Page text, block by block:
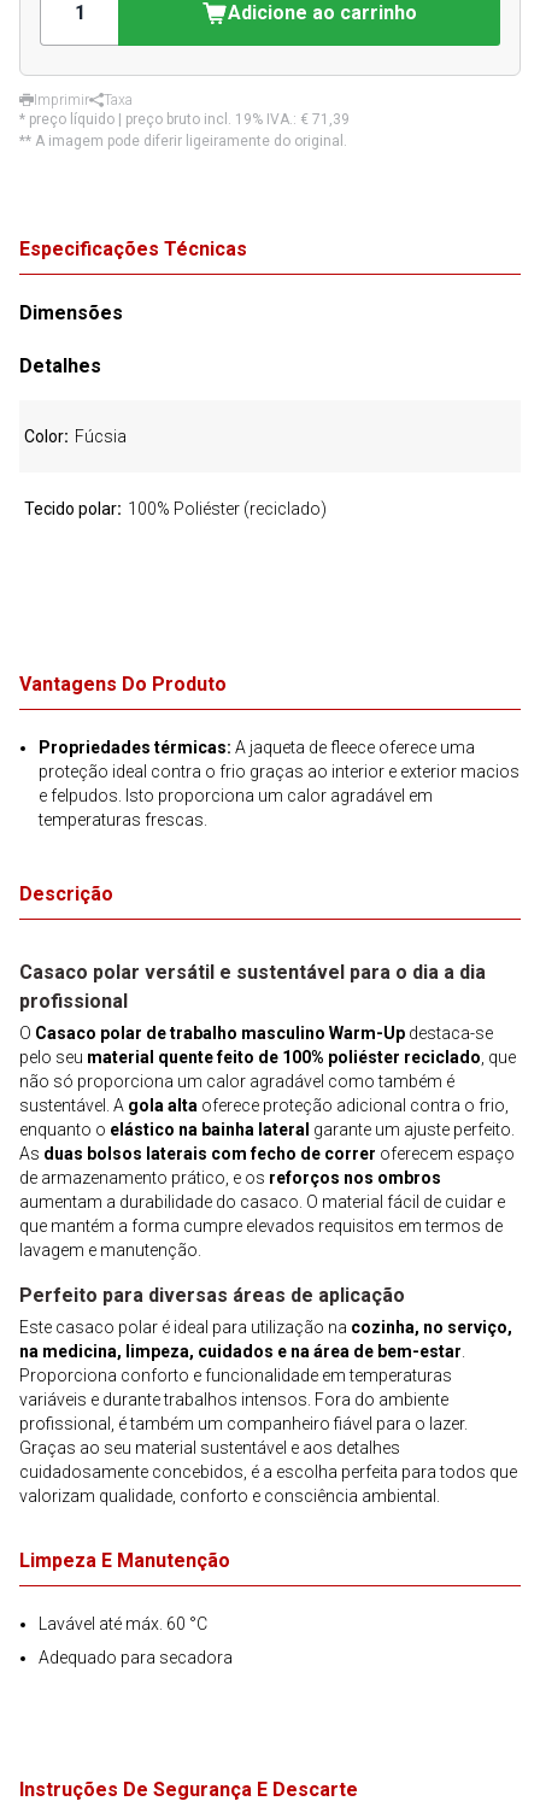
Adicione ao carrinho
Imprimir
Taxa
* preço líquido | preço bruto incl. 19% IVA.: € 71,39
** A imagem pode diferir ligeiramente do original.
Vantagens Do Produto
Propriedades térmicas: A jaqueta de fleece oferece uma
proteção ideal contra o frio graças ao interior e exterior macios
e felpudos. Isto proporciona um calor agradável em
temperaturas frescas.
Descrição
Casaco polar versátil e sustentável para o dia a dia
profissional
O Casaco polar de trabalho masculino Warm-Up destaca-se
pelo seu material quente feito de 100% poliéster reciclado , que
não só proporciona um calor agradável como também é
sustentável. A gola alta oferece proteção adicional contra o frio,
enquanto o elástico na bainha lateral garante um ajuste perfeito.
As duas bolsos laterais com fecho de correr oferecem espaço
de armazenamento prático, e os reforços nos ombros
aumentam a durabilidade do casaco. O material fácil de cuidar e
que mantém a forma cumpre elevados requisitos em termos de
lavagem e manutenção.
Perfeito para diversas áreas de aplicação
Este casaco polar é ideal para utilização na cozinha, no serviço,
na medicina, limpeza, cuidados e na área de bem-estar
Proporciona conforto e funcionalidade em temperaturas
variáveis e durante trabalhos intensos. Fora do ambiente
profissional, é também um companheiro fiável para o lazer.
Graças ao seu material sustentável e aos detalhes
cuidadosamente concebidos, é a escolha perfeita para todos que
valorizam qualidade, conforto e consciência ambiental.
Limpeza E Manutenção
Lavável até máx. 60 °C
Adequado para secadora
Especificações Técnicas
Dimensões
Detalhes
Color Fúcsia
Tecido polar 100% Poliéster (reciclado)
Instruções De Segurança E Descarte